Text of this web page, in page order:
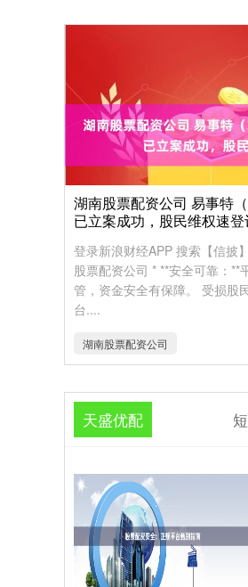
湖南股票配资公司 易事特
已立案成功，股民维权速
登录新浪财经APP 搜索【信披
股票配资公司 * **安全可靠：**
管，资金安全有保障。 受损股
台....
湖南股票配资公司
天盛优配